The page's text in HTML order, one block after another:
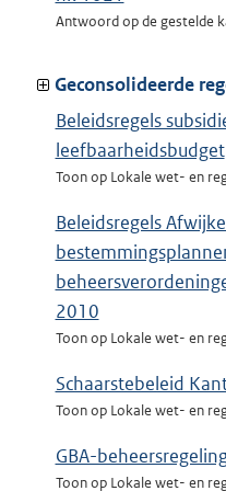
Antwoord op de gestelde
Geconsolideerde
Beleidsregels
leefbaarheidsbudget
Toon op Lokale wet- en
Beleidsregels
2010
Toon op Lokale wet- en
Schaarstebeleid
Toon op Lokale wet- en
GBA-
Toon op Lokale wet- en